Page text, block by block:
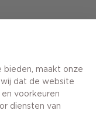
bieden, maakt onze
dat de website
voorkeuren
diensten van